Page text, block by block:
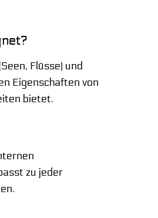
Flüsse) und
Eigenschaften von
bietet.
zu jeder